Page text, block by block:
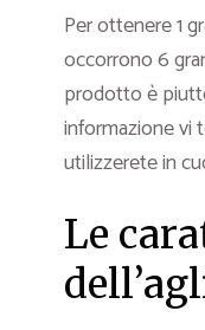
Per ottenere 1
occorrono 6
prodotto è
informazione vi
utilizzerete in
Le